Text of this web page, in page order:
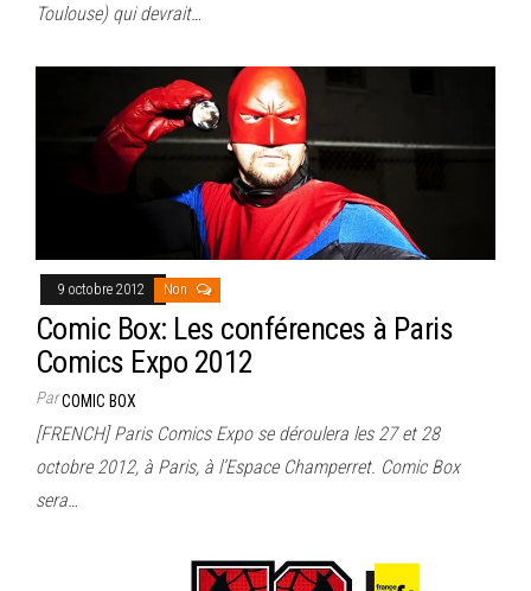
Toulouse) qui devrait…
9 octobre 2012 Non
Comic Box: Les conférences à Paris
Comics Expo 2012
ParCOMIC BOX
[FRENCH] Paris Comics Expo se déroulera les 27 et 28
octobre 2012, à Paris, à l’Espace Champerret. Comic Box
sera…